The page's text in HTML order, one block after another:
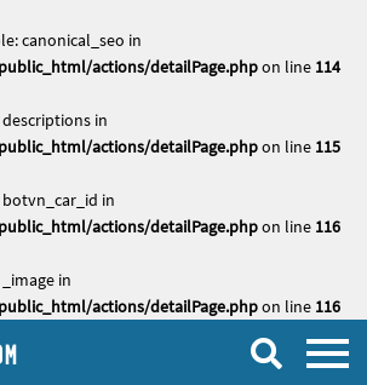
canonical_seo in
actions/detailPage.phpon line 114
in
actions/detailPage.phpon line 115
in
actions/detailPage.phpon line 116
in
actions/detailPage.phpon line 116